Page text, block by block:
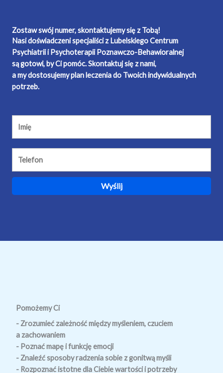
Zostaw swój numer, skontaktujemy się z Tobą!
Nasi doświadczeni specjaliści z Lubelskiego Centrum
Psychiatrii i Psychoterapii Poznawczo-Behawioralnej
są gotowi, by Ci pomóc. Skontaktuj się z nami,
a my dostosujemy plan leczenia do Twoich indywidualnych
potrzeb.
Pomożemy Ci
- Zrozumieć zależność między myśleniem, czuciem
a zachowaniem
- Poznać mapę i funkcję emocji
- Znaleźć sposoby radzenia sobie z gonitwą myśli
- Rozpoznać istotne dla Ciebie wartości i potrzeby